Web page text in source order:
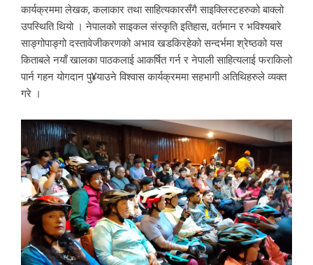
कार्यक्रममा लेखक, कलाकार तथा साहित्यकारसँगै साइक्लिस्टहरुको बाक्लो
उपस्थिति थियो । नेपालको साइकल संस्कृति इतिहास, वर्तमान र भविश्यबारे
साङ्गोपाङ्गो दस्तावेजीकरणको अभाव खडकिरहेको सन्दर्भमा श्रेष्ठको यस
किताबले नयाँ खालका पाठकलाई आकर्षित गर्न र नेपाली साहित्यलाई फराकिलो
पार्न गहन योगदान पु¥याउने विश्वास कार्यक्रममा सहभागी अतिथिहरुले व्यक्त
गरे ।